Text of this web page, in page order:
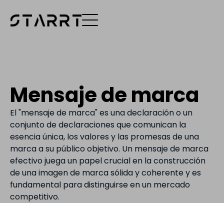
Mensaje de marca
El "mensaje de marca" es una declaración o un
conjunto de declaraciones que comunican la
esencia única, los valores y las promesas de una
marca a su público objetivo. Un mensaje de marca
efectivo juega un papel crucial en la construcción
de una imagen de marca sólida y coherente y es
fundamental para distinguirse en un mercado
competitivo.